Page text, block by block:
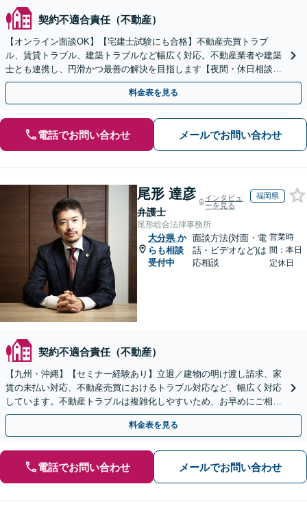
契約不適合責任（不動産）
【オンライン面談OK】【宅建士試験にも合格】不動産売買トラブ
ル、賃貸トラブル、建築トラブルなど幅広く対応。不動産業者や建築
士とも連携し、円滑かつ最善の解決を目指します【夜間・休日相談対
応（要予約）】
料金表を見る
電話でお問い合わせ メールでお問い合わせ
尾形 達彦
弁護士
インタビュ
ーを見る
福岡県
尾形総合法律事務所
大分県 か
らも相談
受付中
面談方法(対面・電
話・ビデオなど)は
応相談
営業時
間：本日
定休日
契約不適合責任（不動産）
【九州・沖縄】【セミナー経験あり】立退／建物の明け渡し請求、家
賃の未払い対応、不動産売買におけるトラブル対応など、幅広く対応
しています。不動産トラブルは複雑化しやすいため、お早めにご相談
ください。【休日・夜間面談可】
料金表を見る
電話でお問い合わせ メールでお問い合わせ